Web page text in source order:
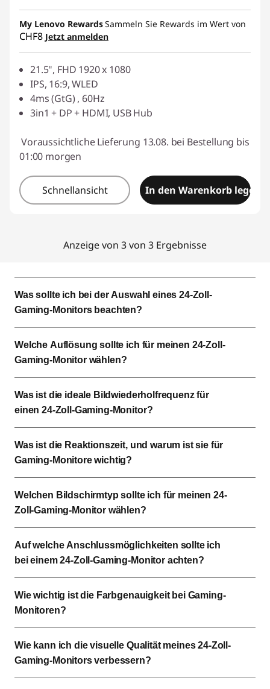
eCoupon-Rabatt :-CHF 19.30
eCoupon :SALES
My Lenovo RewardsSammeln Sie Rewards im Wert von
CHF8 Jetzt anmelden
21.5", FHD 1920 x 1080
IPS, 16:9, WLED
4ms (GtG) , 60Hz
3in1 + DP + HDMI, USB Hub
Voraussichtliche Lieferung 13.08. bei Bestellung bis
01:00 morgen
Schnellansicht In den Warenkorb legen
Anzeige von 3 von 3 Ergebnisse
Was sollte ich bei der Auswahl eines 24-Zoll-
Gaming-Monitors beachten?
Welche Auflösung sollte ich für meinen 24-Zoll-
Gaming-Monitor wählen?
Was ist die ideale Bildwiederholfrequenz für
einen 24-Zoll-Gaming-Monitor?
Was ist die Reaktionszeit, und warum ist sie für
Gaming-Monitore wichtig?
Welchen Bildschirmtyp sollte ich für meinen 24-
Zoll-Gaming-Monitor wählen?
Auf welche Anschlussmöglichkeiten sollte ich
bei einem 24-Zoll-Gaming-Monitor achten?
Wie wichtig ist die Farbgenauigkeit bei Gaming-
Monitoren?
Wie kann ich die visuelle Qualität meines 24-Zoll-
Gaming-Monitors verbessern?